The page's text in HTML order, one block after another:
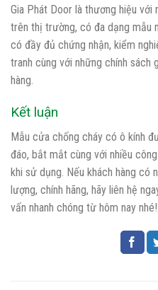
Gia Phát Door là thương hiệu với
trên thị trường, có đa dạng mẫu
có đầy đủ chứng nhận, kiểm
tranh cùng với những chính sách
hàng.
Kết luận
Mẫu cửa chống cháy có ô kính
đáo, bắt mắt cùng với nhiều
khi sử dụng. Nếu khách hàng có
lượng, chính hãng, hãy liên hệ
vấn nhanh chóng từ hôm nay nhé!